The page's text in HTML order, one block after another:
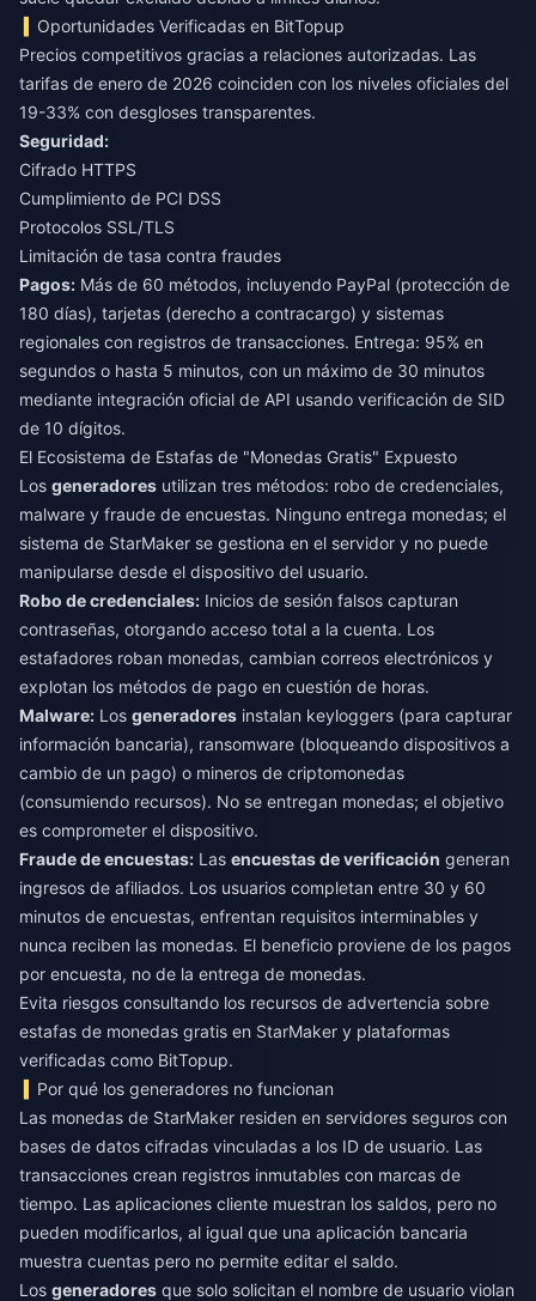
Oportunidades Verificadas en BitTopup
Precios competitivos gracias a relaciones autorizadas. Las
tarifas de enero de 2026 coinciden con los niveles oficiales del
19-33% con desgloses transparentes.
Seguridad:
Cifrado HTTPS
Cumplimiento de PCI DSS
Protocolos SSL/TLS
Limitación de tasa contra fraudes
Pagos: Más de 60 métodos, incluyendo PayPal (protección de
180 días), tarjetas (derecho a contracargo) y sistemas
regionales con registros de transacciones. Entrega: 95% en
segundos o hasta 5 minutos, con un máximo de 30 minutos
mediante integración oficial de API usando verificación de SID
de 10 dígitos.
El Ecosistema de Estafas de "Monedas Gratis" Expuesto
Los generadores utilizan tres métodos: robo de credenciales,
malware y fraude de encuestas. Ninguno entrega monedas; el
sistema de StarMaker se gestiona en el servidor y no puede
manipularse desde el dispositivo del usuario.
Robo de credenciales: Inicios de sesión falsos capturan
contraseñas, otorgando acceso total a la cuenta. Los
estafadores roban monedas, cambian correos electrónicos y
explotan los métodos de pago en cuestión de horas.
Malware: Los generadores instalan keyloggers (para capturar
información bancaria), ransomware (bloqueando dispositivos a
cambio de un pago) o mineros de criptomonedas
(consumiendo recursos). No se entregan monedas; el objetivo
es comprometer el dispositivo.
Fraude de encuestas: Las encuestas de verificación generan
ingresos de afiliados. Los usuarios completan entre 30 y 60
minutos de encuestas, enfrentan requisitos interminables y
nunca reciben las monedas. El beneficio proviene de los pagos
por encuesta, no de la entrega de monedas.
Evita riesgos consultando los recursos de advertencia sobre
estafas de monedas gratis en StarMaker y plataformas
verificadas como BitTopup.
Por qué los generadores no funcionan
Las monedas de StarMaker residen en servidores seguros con
bases de datos cifradas vinculadas a los ID de usuario. Las
transacciones crean registros inmutables con marcas de
tiempo. Las aplicaciones cliente muestran los saldos, pero no
pueden modificarlos, al igual que una aplicación bancaria
muestra cuentas pero no permite editar el saldo.
Los generadores que solo solicitan el nombre de usuario violan